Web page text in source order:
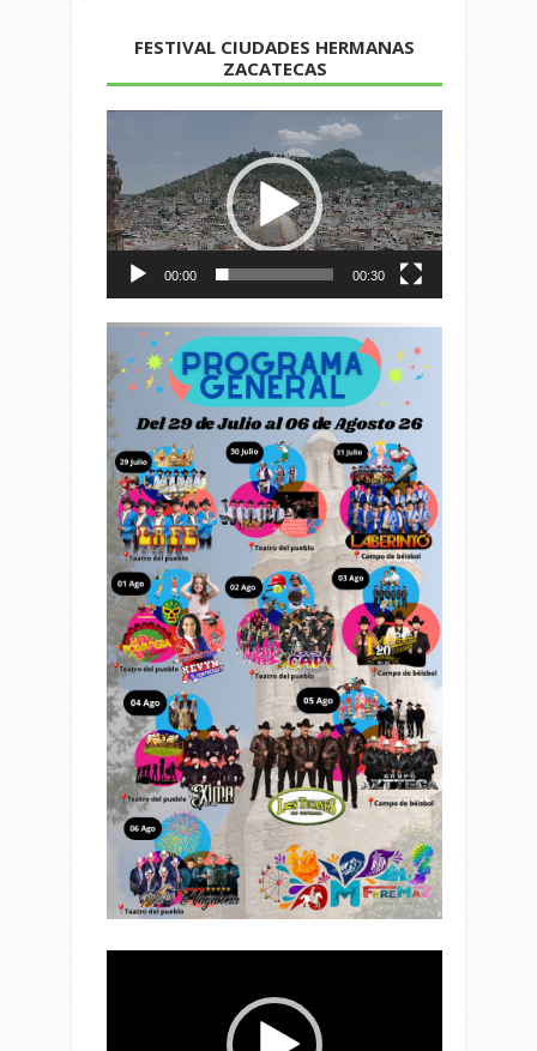
FESTIVAL CIUDADES HERMANAS
ZACATECAS
de
vídeo
00:00 00:30